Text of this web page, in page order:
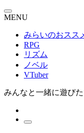
MENU
みらいのおスス
RPG
リズム
ノベル
VTuber
みんなと一緒に遊び